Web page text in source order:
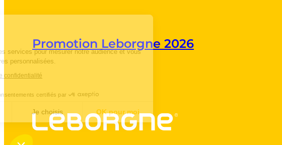
Promotion Leborgne 2026
Nous utilisons des services pour mesurer notre audience et vous
proposer des offres personnalisées.
Lire la politique de confidentialité
Consentements certifiés par
Non merci Je choisis OK pour moi
Axeptio consent